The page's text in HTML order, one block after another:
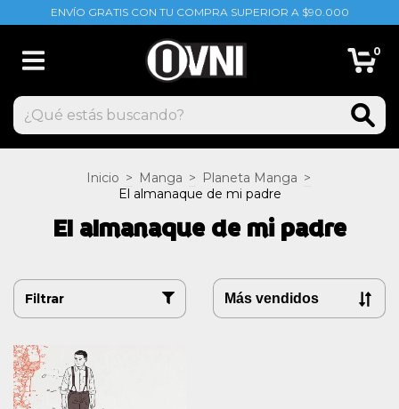
ENVÍO GRATIS CON TU COMPRA SUPERIOR A $90.000
0
Inicio > Manga > Planeta Manga >
El almanaque de mi padre
El almanaque de mi padre
Filtrar